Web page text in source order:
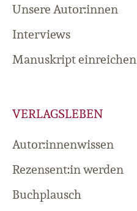
Unsere Autor:innen
Interviews
Manuskript einreichen
VERLAGSLEBEN
Autor:innenwissen
Rezensent:in werden
Buchplausch